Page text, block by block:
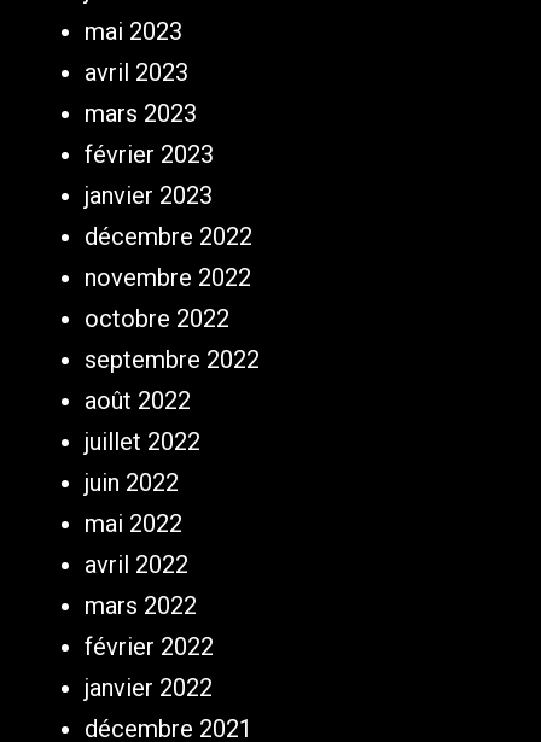
mai 2023
avril 2023
mars 2023
février 2023
janvier 2023
décembre 2022
novembre 2022
octobre 2022
septembre 2022
août 2022
juillet 2022
juin 2022
mai 2022
avril 2022
mars 2022
février 2022
janvier 2022
décembre 2021